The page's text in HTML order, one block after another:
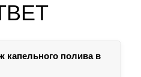
капельного полива в